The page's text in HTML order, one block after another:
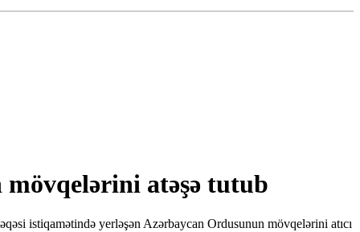
atəşə tutub
istiqamətində yerləşən Azərbaycan Ordusunun mövqelərini atıcı